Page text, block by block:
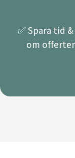
✅ Spara tid
om